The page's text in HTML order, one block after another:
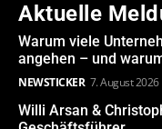
Aktuelle
Warum viele
angehen – und
NEWSTICKER 7. August 2026
Willi Arsan &